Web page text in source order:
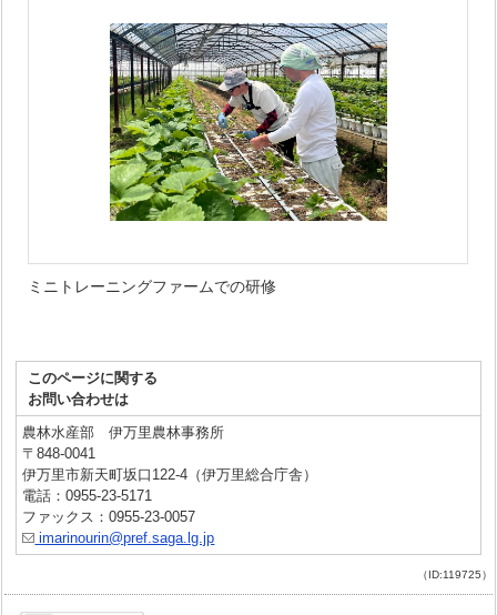
ミニトレーニングファームでの研修
このページに関する
お問い合わせは
農林水産部 伊万里農林事務所
〒848-0041
伊万里市新天町坂口122-4（伊万里総合庁舎）
電話：0955-23-5171
ファックス：0955-23-0057
imarinourin@pref.saga.lg.jp
（ID:119725）